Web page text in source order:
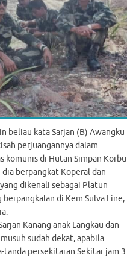
beliau kata Sarjan (B) Awangku
perjuangannya dalam
komunis di Hutan Simpan Korbu
berpangkat Koperal dan
dikenali sebagai Platun
berpangkalan di Kem Sulva Line,
Kanang anak Langkau dan
sudah dekat, apabila
tanda persekitaran.Sekitar jam 3